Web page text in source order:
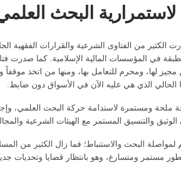
لاستمرارية البحث
الكثير من الفتاوى الشرعية والقرارات الفقهية
في المؤسسات المالية الإسلامية. كما صدرت
مجيز لها، ومحرم للتعامل بها، ومنها من اتخذ
الحالي الذي هي عليه الآن في الأسواق دون ضابط.
ملحة ومستمرة لاستدامة حركة البحث العلمي،
والتنسيق المستمر مع الهيئات الشرعية
لمواصلة البحث والاستنباط؛ فما زال الكثير
مستمر ومتسارع، وهو بانتظار قضايا وتحديات